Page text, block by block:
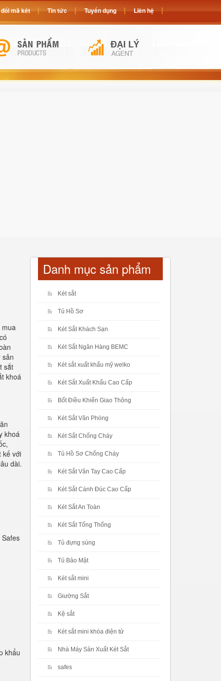
mua
sản
sắt
khoá
khoá
kế với
dài.
khẩu
Danh mục sản phẩm
Két sắt
Tủ Hồ Sơ
Két Sắt Khách Sạn
Két Sắt Ngân Hàng BEMC
Két sắt xuất khẩu mỹ welko
Két Sắt Xuất Khẩu Cao Cấp
Bốt Điều Khiển Giao Thông
Két Sắt Văn Phòng
Két Sắt Chống Cháy
Tủ Hồ Sơ Chống Cháy
Két Sắt Vân Tay Cao Cấp
Két Sắt Cánh Đúc Cao Cấp
Két Sắt An Toàn
Két Sắt Tổng Thống
Tủ đựng súng
Tủ Bảo Mật
Két sắt mini
Giường Sắt
Kệ sắt
Két sắt mini khóa điện tử
Nhà Máy Sản Xuất Két Sắt
safes
mã két Tin tức Tuyển dụng Liên hệ